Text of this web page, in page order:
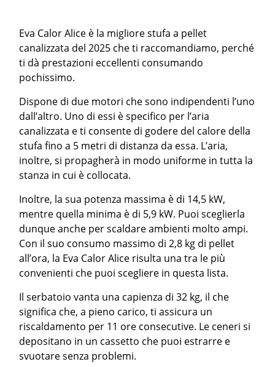
Eva Calor Alice è la migliore stufa a pellet
canalizzata del 2025 che ti raccomandiamo, perché
ti dà prestazioni eccellenti consumando
pochissimo.
Dispone di due motori che sono indipendenti l’uno
dall’altro. Uno di essi è specifico per l’aria
canalizzata e ti consente di godere del calore della
stufa fino a 5 metri di distanza da essa. L’aria,
inoltre, si propagherà in modo uniforme in tutta la
stanza in cui è collocata.
Inoltre, la sua potenza massima è di 14,5 kW,
mentre quella minima è di 5,9 kW. Puoi sceglierla
dunque anche per scaldare ambienti molto ampi.
Con il suo consumo massimo di 2,8 kg di pellet
all’ora, la Eva Calor Alice risulta una tra le più
convenienti che puoi scegliere in questa lista.
Il serbatoio vanta una capienza di 32 kg, il che
significa che, a pieno carico, ti assicura un
riscaldamento per 11 ore consecutive. Le ceneri si
depositano in un cassetto che puoi estrarre e
svuotare senza problemi.